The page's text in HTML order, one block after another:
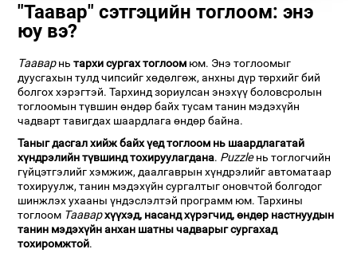
"Таавар" сэтгэцийн тоглоом: энэ
юу вэ?
Тааварньтархи сургах тоглоом юм. Энэ тоглоомыг
дуусгахын тулд чипсийг хөдөлгөж, анхны дүр төрхийг бий
болгох хэрэгтэй. Тархинд зориулсан энэхүү боловсролын
тоглоомын түвшин өндөр байх тусам танин мэдэхүйн
чадварт тавигдах шаардлага өндөр байна.
Таныг дасгал хийж байх үед тоглоом нь шаардлагатай
хүндрэлийн түвшинд тохируулагдана. Puzzleнь тоглогчийн
гүйцэтгэлийг хэмжиж, даалгаврын хүндрэлийг автоматаар
тохируулж, танин мэдэхүйн сургалтыг оновчтой болгодог
шинжлэх ухааны үндэслэлтэй программ юм. Тархины
тоглоом Таавархүүхэд, насанд хүрэгчид, өндөр настнуудын
танин мэдэхүйн анхан шатны чадварыг сургахад
тохиромжтой.